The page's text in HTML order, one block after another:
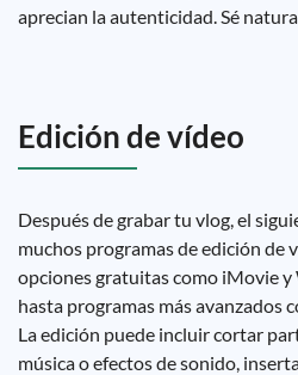
aprecian la autenticidad. Sé
Edición de vídeo
Después de grabar tu vlog, el
muchos programas de edición de
opciones gratuitas como iMovie
hasta programas más avanzados
La edición puede incluir cortar
música o efectos de sonido,